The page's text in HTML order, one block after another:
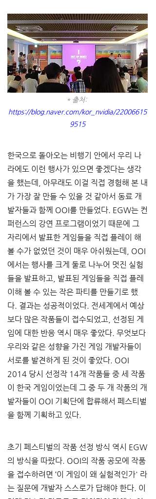
* 출처:
https://blog.naver.com/kor_nvidia/22006615
9515
한국으로 돌아오는 비행기 안에서 우리 나
라에도 이런 행사가 있으면 좋겠다는 생각
을 했는데, 아무래도 이걸 직접 경험해 본 내
가 가장 잘 만들 수 있을 것 같아서 동료 개
발자들과 함께 OOI를 만들었다. EGW는 컨
퍼런스의 강연 프로그램이었기 때문에 그
자리에서 발표한 게임들을 직접 플레이 해
볼 수가 없었던 것이 매우 아쉬웠는데, OOI
에서는 행사를 크게 둘로 나누어 멋진 실험
들을 발표하고, 발표된 게임들을 직접 플레
이해 볼 수 있는 작은 파티를 만들기로 했
다. 결과는 성공적이었다. 전세계에서 예상
보다 많은 작품들이 접수되었고, 선정된 게
임에 대한 반응 역시 매우 좋았다. 무엇보다
우리와 같은 성향을 가진 게임 개발자들이
서로를 발견하게 된 것이 좋았다. OOI
2014 당시 선정작 14개 작품들 중 세 작품
이 한국 게임이었는데 그 중 두 개 작품의 개
발자들이 OOI 기획단에 합류해서 페스티벌
을 함께 기획하고 있다.
초기 페스티벌의 작품 선정 방식 역시 EGW
의 방식을 따랐다. OOI의 작품 공모에 작품
을 접수하려면 ‘이 게임이 왜 실험적인가' 라
는 질문에 개발자 스스로가 답해야 한다. 이